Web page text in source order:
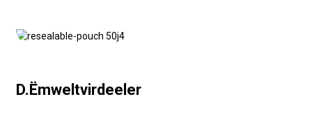
D.Ëmweltvirdeeler